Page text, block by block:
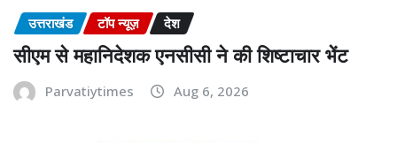
उत्तराखंड टॉप न्यूज़ देश
सीएम से महानिदेशक एनसीसी ने की शिष्टाचार भेंट
Parvatiytimes Aug 6, 2026